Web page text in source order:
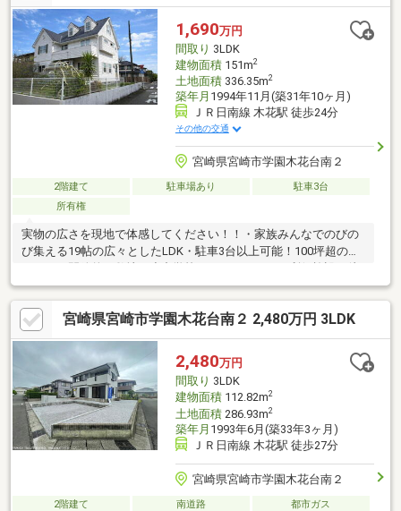
1,690万円
間取り 3LDK
建物面積151m2
土地面積336.35m2
築年月 1994年11月(築31年10ヶ月)
ＪＲ日南線 木花駅 徒歩24分
その他の交通
宮崎県宮崎市学園木花台南２
2階建て 駐車場あり
駐車3台
所有権
実物の広さを現地で体感してください！！・家族みんなでのびの
び集える19帖の広々としたLDK・駐車3台以上可能！100坪超のゆ
歩10分圏内■アクセス・ＪＲ日南線「木花」駅 徒歩24分■周辺環
境・セブンイレブン宮崎学園木花店 徒歩7分・マックスバリュ気
木花台店 徒歩9分・ドラッグストアモリ木花台店 徒歩10分◎こち
らはリフォームプランもございます！・水回りや内外装などのフ
ルリフォームがセット！・今なら壁紙や床材の一部をお好みのカ
ラーに選べますお気軽にお問い合わせください。
宮崎県宮崎市学園木花台南２ 2,480万円 3LDK
2,480万円
間取り 3LDK
建物面積112.82m2
土地面積286.93m2
築年月 1993年6月(築33年3ヶ月)
ＪＲ日南線 木花駅 徒歩27分
宮崎県宮崎市学園木花台南２
2階建て 南道路 都市ガス